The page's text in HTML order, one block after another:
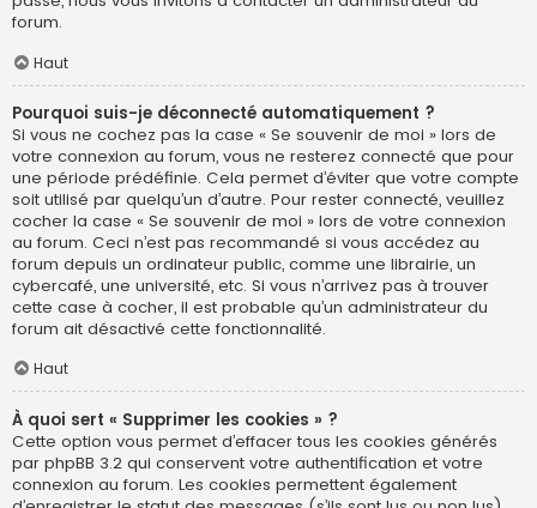
forum.
Haut
Pourquoi suis-je déconnecté automatiquement ?
Si vous ne cochez pas la case « Se souvenir de moi » lors de
votre connexion au forum, vous ne resterez connecté que pour
une période prédéfinie. Cela permet d’éviter que votre compte
soit utilisé par quelqu’un d’autre. Pour rester connecté, veuillez
cocher la case « Se souvenir de moi » lors de votre connexion
au forum. Ceci n’est pas recommandé si vous accédez au
forum depuis un ordinateur public, comme une librairie, un
cybercafé, une université, etc. Si vous n’arrivez pas à trouver
cette case à cocher, il est probable qu’un administrateur du
forum ait désactivé cette fonctionnalité.
Haut
À quoi sert « Supprimer les cookies » ?
Cette option vous permet d’effacer tous les cookies générés
par phpBB 3.2 qui conservent votre authentification et votre
connexion au forum. Les cookies permettent également